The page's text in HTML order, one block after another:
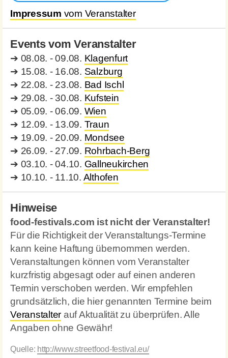
Impressum vom Veranstalter
Events vom Veranstalter
➔ 08.08. - 09.08. Klagenfurt
➔ 15.08. - 16.08. Salzburg
➔ 22.08. - 23.08. Bad Ischl
➔ 29.08. - 30.08. Kufstein
➔ 05.09. - 06.09. Wien
➔ 12.09. - 13.09. Traun
➔ 19.09. - 20.09. Mondsee
➔ 26.09. - 27.09. Rohrbach-Berg
➔ 03.10. - 04.10. Gallneukirchen
➔ 10.10. - 11.10. Althofen
Hinweise
food-festivals.com ist nicht der Veranstalter!
Für die Richtigkeit der Veranstaltungs-Termine
kann keine Haftung übernommen werden.
Veranstaltungen können vom Veranstalter
kurzfristig abgesagt oder auf einen anderen
Termin verschoben werden. Wir empfehlen
grundsätzlich, die hier genannten Termine beim
Veranstalter auf Aktualität zu überprüfen. Alle
Angaben ohne Gewähr!
Quelle: http://www.streetfood-festival.eu/